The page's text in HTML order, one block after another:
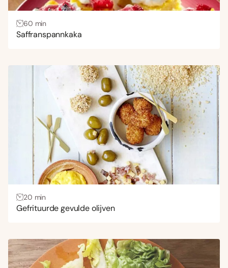
60 min
Saffranspannkaka
20 min
Gefrituurde gevulde olijven